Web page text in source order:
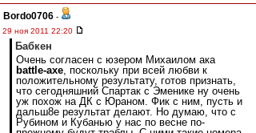
Bordo0706 -
29 ноя 2011 22:20
Бабкен
Очень согласен с юзером Михаилом ака
battle-axe, поскольку при всей любви к
положительному результату, готов признать,
что сегодняшний Спартак с Эменике ну очень
уж похож на ДК с Юраном. Фик с ним, пусть и
дальш8е результат делают. Но думаю, что с
Рубином и Кубанью у нас по весне по-